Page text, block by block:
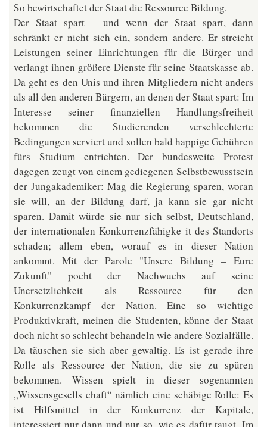
So bewirtschaftet der Staat die Ressource Bildung.
Der Staat spart – und wenn der Staat spart, dann
schränkt er nicht sich ein, sondern andere. Er streicht
Leistungen seiner Einrichtungen für die Bürger und
verlangt ihnen größere Dienste für seine Staatskasse ab.
Da geht es den Unis und ihren Mitgliedern nicht anders
als all den anderen Bürgern, an denen der Staat spart: Im
Interesse seiner finanziellen Handlungsfreiheit
bekommen die Studierenden verschlechterte
Bedingungen serviert und sollen bald happige Gebühren
fürs Studium entrichten. Der bundesweite Protest
dagegen zeugt von einem gediegenen Selbstbewusstsein
der Jungakademiker: Mag die Regierung sparen, woran
sie will, an der Bildung darf, ja kann sie gar nicht
sparen. Damit würde sie nur sich selbst, Deutschland,
der internationalen Konkurrenzfähigke it des Standorts
schaden; allem eben, worauf es in dieser Nation
ankommt. Mit der Parole "Unsere Bildung – Eure
Zukunft" pocht der Nachwuchs auf seine
Unersetzlichkeit als Ressource für den
Konkurrenzkampf der Nation. Eine so wichtige
Produktivkraft, meinen die Studenten, könne der Staat
doch nicht so schlecht behandeln wie andere Sozialfälle.
Da täuschen sie sich aber gewaltig. Es ist gerade ihre
Rolle als Ressource der Nation, die sie zu spüren
bekommen. Wissen spielt in dieser sogenannten
„Wissensgesells chaft“ nämlich eine schäbige Rolle: Es
ist Hilfsmittel in der Konkurrenz der Kapitale,